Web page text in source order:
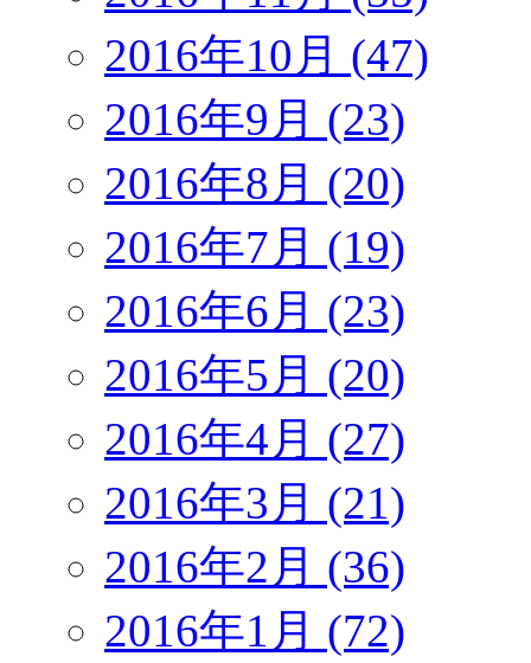
2016年10月 (47)
2016年9月 (23)
2016年8月 (20)
2016年7月 (19)
2016年6月 (23)
2016年5月 (20)
2016年4月 (27)
2016年3月 (21)
2016年2月 (36)
2016年1月 (72)